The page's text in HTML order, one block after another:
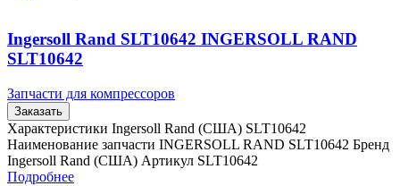
Ingersoll Rand SLT10642 INGERSOLL RAND
SLT10642
Запчасти для компрессоров
Заказать
Характеристики Ingersoll Rand (США) SLT10642
Наименование запчасти INGERSOLL RAND SLT10642 Бренд
Ingersoll Rand (США) Артикул SLT10642
Подробнее